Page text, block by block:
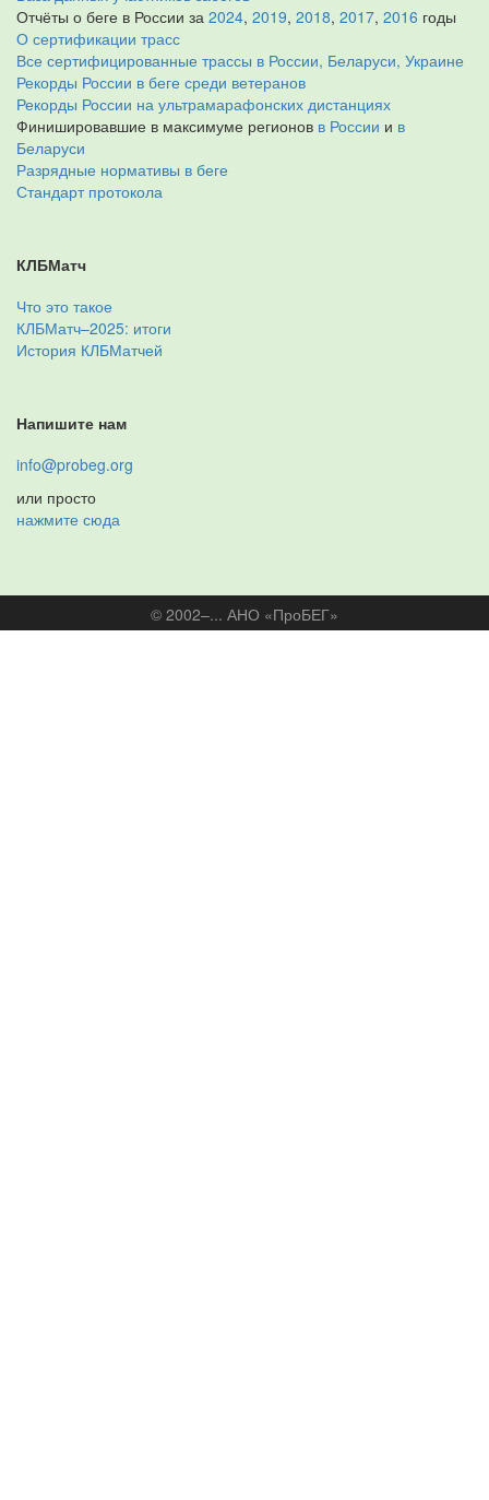
Отчёты о беге в России за 2024, 2019, 2018, 2017, 2016 годы
О сертификации трасс
Все сертифицированные трассы в России, Беларуси, Украине
Рекорды России в беге среди ветеранов
Рекорды России на ультрамарафонских дистанциях
Финишировавшие в максимуме регионов в России и в
Беларуси
Разрядные нормативы в беге
Стандарт протокола
КЛБМатч
Что это такое
КЛБМатч–2025: итоги
История КЛБМатчей
Напишите нам
info@probeg.org
или просто
нажмите сюда
© 2002–... АНО «ПроБЕГ»